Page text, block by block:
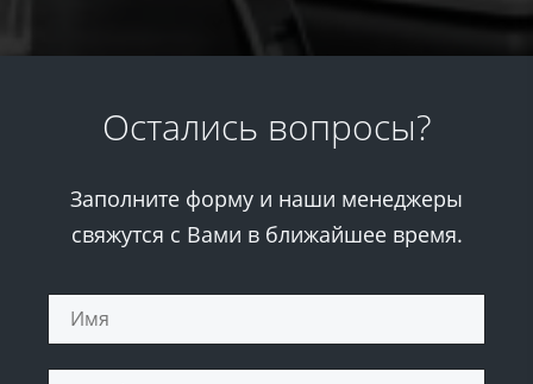
Остались вопросы?
Заполните форму и наши менеджеры
свяжутся с Вами в ближайшее время.